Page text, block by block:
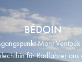
BÉDOIN
Mont Ventoux
für Radfahrer